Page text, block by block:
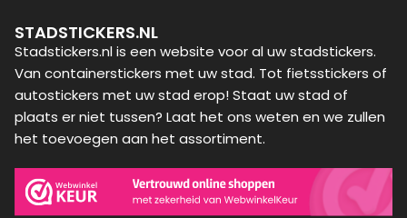
STADSTICKERS.NL
Stadstickers.nl is een website voor al uw stadstickers.
Van containerstickers met uw stad. Tot fietsstickers of
autostickers met uw stad erop! Staat uw stad of
plaats er niet tussen? Laat het ons weten en we zullen
het toevoegen aan het assortiment.